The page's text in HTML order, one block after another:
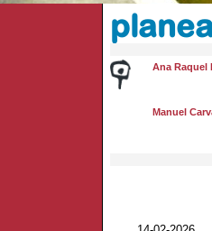
Ana Raquel
Manuel